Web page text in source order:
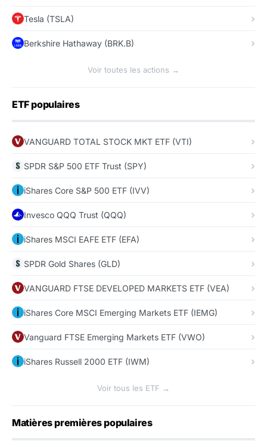
Tesla (TSLA)
Berkshire Hathaway (BRK.B)
Voir toutes les actions →
ETF populaires
VANGUARD TOTAL STOCK MKT ETF (VTI)
SPDR S&P 500 ETF Trust (SPY)
iShares Core S&P 500 ETF (IVV)
Invesco QQQ Trust (QQQ)
iShares MSCI EAFE ETF (EFA)
SPDR Gold Shares (GLD)
VANGUARD FTSE DEVELOPED MARKETS ETF (VEA)
iShares Core MSCI Emerging Markets ETF (IEMG)
Vanguard FTSE Emerging Markets ETF (VWO)
iShares Russell 2000 ETF (IWM)
Voir tous les ETF →
Matières premières populaires